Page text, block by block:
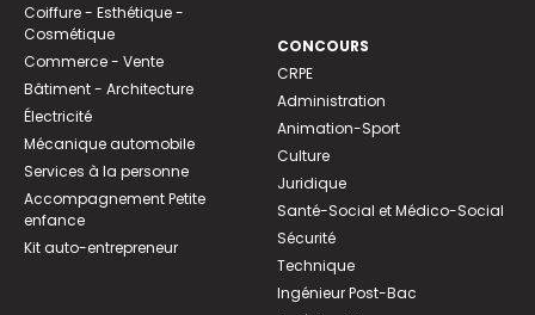
Coiffure - Esthétique -
Cosmétique
Commerce - Vente
Bâtiment - Architecture
Électricité
Mécanique automobile
Services à la personne
Accompagnement Petite
enfance
Kit auto-entrepreneur
CONCOURS
CRPE
Administration
Animation-Sport
Culture
Juridique
Santé-Social et Médico-Social
Sécurité
Technique
Ingénieur Post-Bac